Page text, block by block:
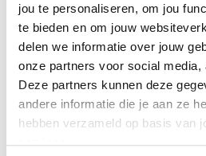
jou te personaliseren, om jou
te bieden en om jouw
delen we informatie over jouw
onze partners voor social media,
Deze partners kunnen deze
andere informatie die je aan ze
hebben verzameld op basis van
services.
Naast de zwemonderdelen is er op de
sportieve activiteiten, waaronder
Open Water Alkmaar niet alleen een
maar ook voor bezoekers die de sfeer
beleven.
Max: “We hopen opnieuw veel
Vorig jaar was een mooie start, dit jaar